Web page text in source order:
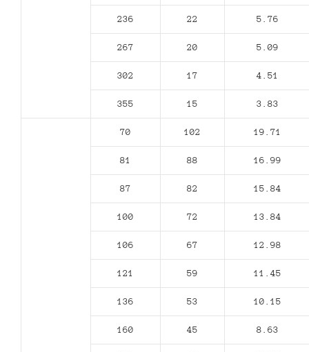
236 22 5.76
267 20 5.09
302 17 4.51
355 15 3.83
70 102 19.71
81 88 16.99
87 82 15.84
100 72 13.84
106 67 12.98
121 59 11.45
136 53 10.15
160 45 8.63